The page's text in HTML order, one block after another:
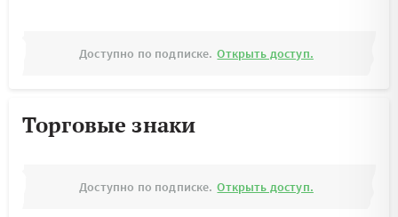
Доступно по подписке. Открыть доступ.
Торговые знаки
Доступно по подписке. Открыть доступ.